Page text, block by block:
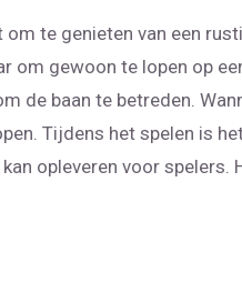
te genieten van een
om gewoon te lopen op
de baan te betreden.
Tijdens het spelen is
opleveren voor
of andere gebieden
de golfregels te volgen